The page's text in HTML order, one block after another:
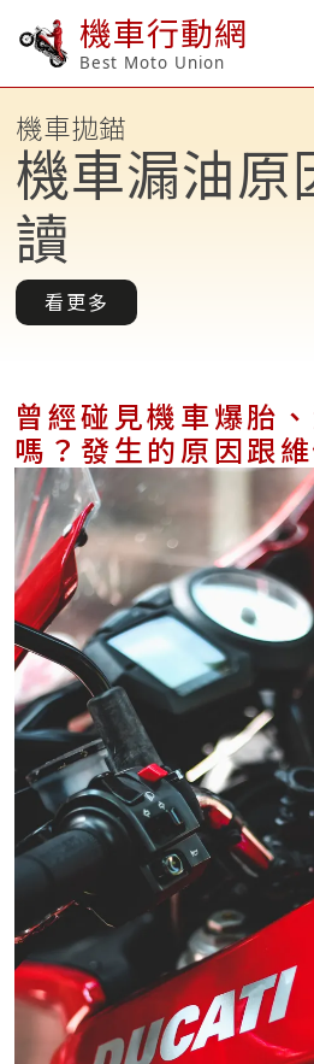
機車行動網
Best Moto Union
機車拋錨
機車漏油原
讀
看更多
曾經碰見機車爆胎
嗎？發生的原因跟
有！